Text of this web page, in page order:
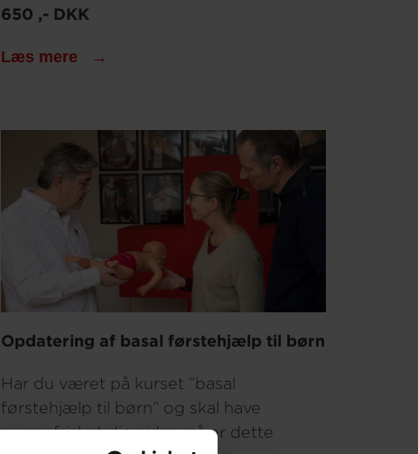
650 ,- DKK
Læs mere
Opdatering af basal førstehjælp til børn
Har du været på kurset ”basal
førstehjælp til børn” og skal have
genopfrisket din viden, så er dette